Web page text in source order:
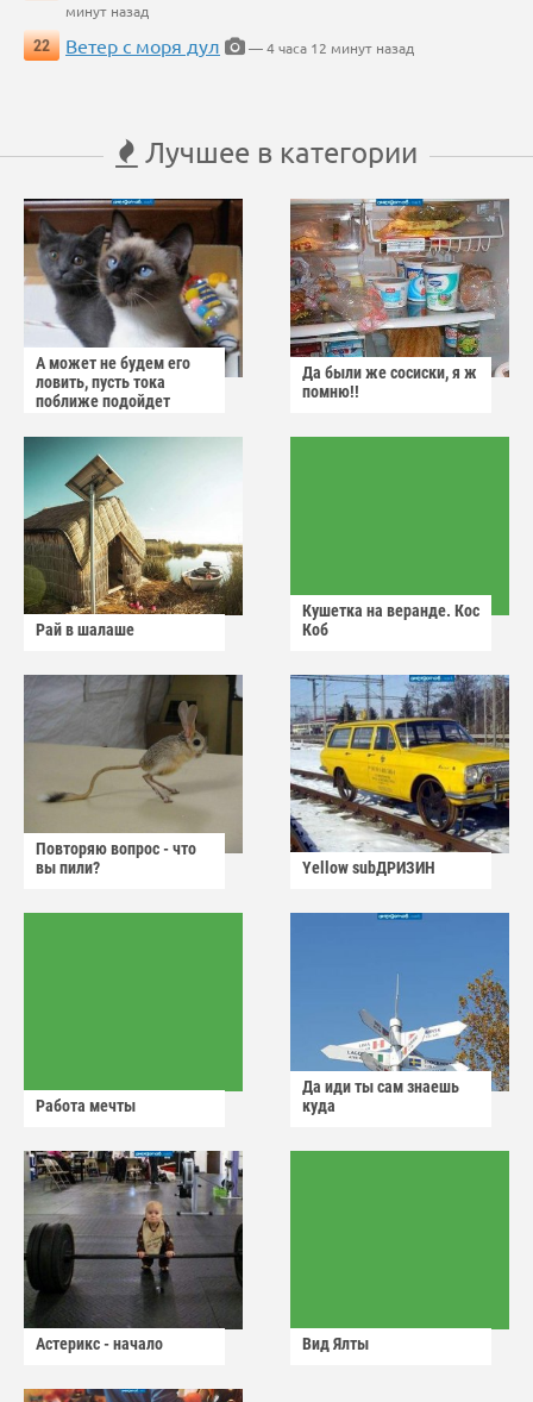
минут назад
22
Ветер с моря дул — 4 часа 12 минут назад
Лучшее в категории
А может не будем его
ловить, пусть тока
поближе подойдет
Да были же сосиски, я ж
помню!!
Рай в шалаше
Кушетка на веранде. Кос
Коб
Повторяю вопрос - что
вы пили?
Yellow subДРИЗИН
Работа мечты
Да иди ты сам знаешь
куда
Астерикс - начало Вид Ялты